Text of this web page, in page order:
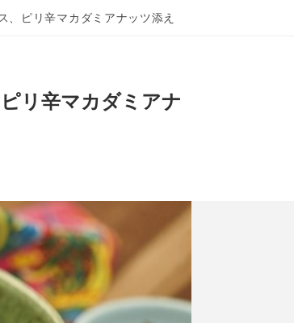
、ピリ辛マカダミアナッツ添え
リ辛マカダミアナ